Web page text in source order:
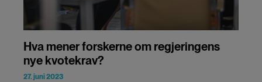
Hva mener forskerne om regjeringens
nye kvotekrav?
27. juni 2023